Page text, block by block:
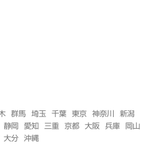
群馬 埼玉 千葉 東京 神奈川
新潟
静岡 愛知 三重 京都 大阪 兵庫
岡山
大分 沖縄